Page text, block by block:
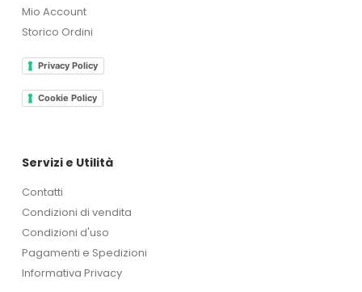
Mio Account
Storico Ordini
Privacy Policy
Cookie Policy
Servizi e Utilità
Contatti
Condizioni di vendita
Condizioni d'uso
Pagamenti e Spedizioni
Informativa Privacy